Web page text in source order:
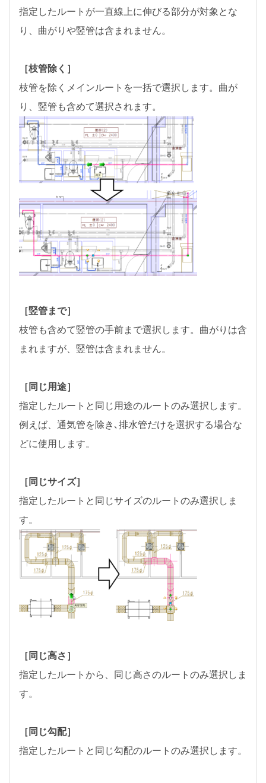
指定したルートが一直線上に伸びる部分が対象とな
り、曲がりや竪管は含まれません。
［枝管除く］
枝管を除くメインルートを一括で選択します。曲が
り、竪管も含めて選択されます。
［竪管まで］
枝管も含めて竪管の手前まで選択します。曲がりは含
まれますが、竪管は含まれません。
［同じ用途］
指定したルートと同じ用途のルートのみ選択します。
例えば、通気管を除き､排水管だけを選択する場合な
どに使用します。
［同じサイズ］
指定したルートと同じサイズのルートのみ選択しま
す。
［同じ高さ］
指定したルートから、同じ高さのルートのみ選択しま
す。
［同じ勾配］
指定したルートと同じ勾配のルートのみ選択します。